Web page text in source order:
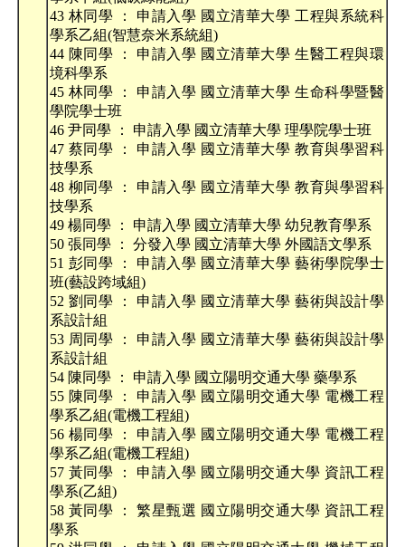
43 林同學 ： 申請入學 國立清華大學 工程與系統科
學系乙組(智慧奈米系統組)
44 陳同學 ： 申請入學 國立清華大學 生醫工程與環
境科學系
45 林同學 ： 申請入學 國立清華大學 生命科學暨醫
學院學士班
46 尹同學 ： 申請入學 國立清華大學 理學院學士班
47 蔡同學 ： 申請入學 國立清華大學 教育與學習科
技學系
48 柳同學 ： 申請入學 國立清華大學 教育與學習科
技學系
49 楊同學 ： 申請入學 國立清華大學 幼兒教育學系
50 張同學 ： 分發入學 國立清華大學 外國語文學系
51 彭同學 ： 申請入學 國立清華大學 藝術學院學士
班(藝設跨域組)
52 劉同學 ： 申請入學 國立清華大學 藝術與設計學
系設計組
53 周同學 ： 申請入學 國立清華大學 藝術與設計學
系設計組
54 陳同學 ： 申請入學 國立陽明交通大學 藥學系
55 陳同學 ： 申請入學 國立陽明交通大學 電機工程
學系乙組(電機工程組)
56 楊同學 ： 申請入學 國立陽明交通大學 電機工程
學系乙組(電機工程組)
57 黃同學 ： 申請入學 國立陽明交通大學 資訊工程
學系(乙組)
58 黃同學 ： 繁星甄選 國立陽明交通大學 資訊工程
學系